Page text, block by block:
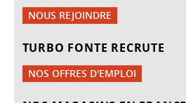
NOUS REJOINDRE
TURBO FONTE RECRUTE
NOS OFFRES D'EMPLOI